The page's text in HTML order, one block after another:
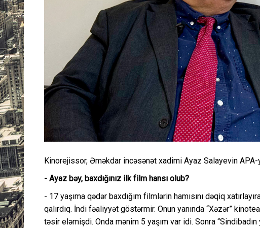
Kinorejissor, Əməkdar incəsənət xadimi Ayaz Salayevin
- Ayaz bəy, baxdığınız ilk film hansı olub?
- 17 yaşıma qədər baxdığım filmlərin hamısını dəqiq
qalırdıq. İndi fəaliyyət göstərmir. Onun yanında “Xəzər”
təsir eləmişdi. Onda mənim 5 yaşım var idi. Sonra